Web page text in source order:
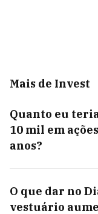
Mais de Invest
Quanto eu
10 mil em
anos?
O que dar no
vestuário